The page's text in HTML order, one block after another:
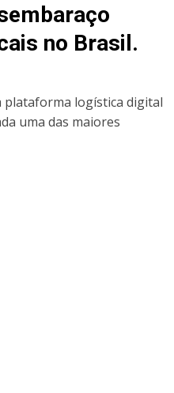
no Brasil.
plataforma logística digital
uma das maiores